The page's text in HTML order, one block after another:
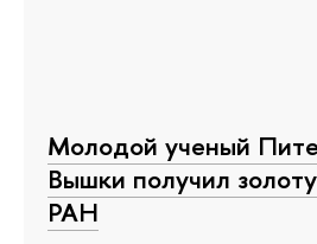
Молодой ученый
Вышки получил
РАН